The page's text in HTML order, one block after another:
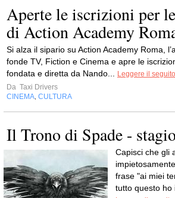
Aperte le iscrizioni per
di Action Academy
Si alza il sipario su Action Academy Roma,
fonde TV, Fiction e Cinema e apre le
fondata e diretta da Nando... Leggere il seguito
Da Taxi Drivers
CINEMA, CULTURA
Il Trono di Spade -
Capisci che gli
frase "ai miei
tutto questo ho